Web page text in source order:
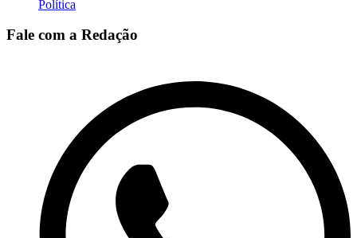
Política
Fale com a Redação